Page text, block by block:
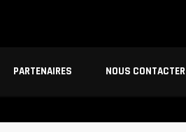
PARTENAIRES NOUS CONTACTER